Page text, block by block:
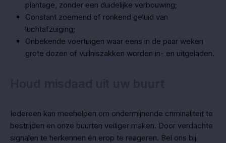
plantage, zonder een duidelijke verbouwing;
Constant zoemend of ronkend geluid van
luchtafzuiging;
Onbekende voertuigen waar eens in de paar weken
grote dozen of vuilniszakken worden in- en uitgeladen.
Iedereen kan meehelpen om ondermijnende criminaliteit te
bestrijden en onze buurten veiliger maken. Door verdachte
signalen te herkennen én erop te reageren. Bel ons bij